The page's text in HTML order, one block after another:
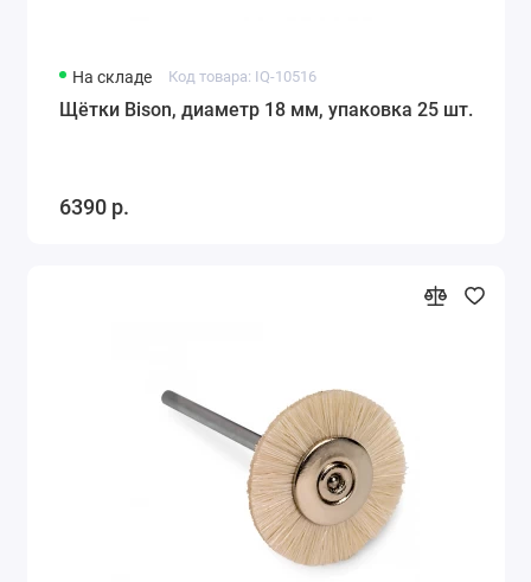
На складе Код товара: IQ-10516
Щётки Bison, диаметр 18 мм, упаковка 25 шт.
6390 р.